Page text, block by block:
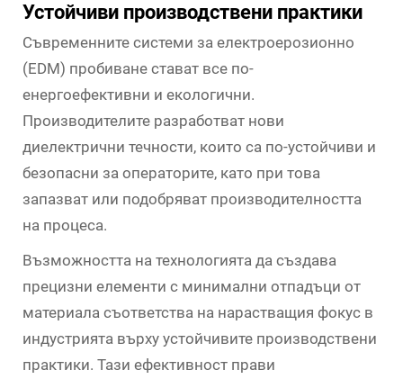
Устойчиви производствени практики
Съвременните системи за електроерозионно
(EDM) пробиване стават все по-
енергоефективни и екологични.
Производителите разработват нови
диелектрични течности, които са по-устойчиви и
безопасни за операторите, като при това
запазват или подобряват производителността
на процеса.
Възможността на технологията да създава
прецизни елементи с минимални отпадъци от
материала съответства на нарастващия фокус в
индустрията върху устойчивите производствени
практики. Тази ефективност прави